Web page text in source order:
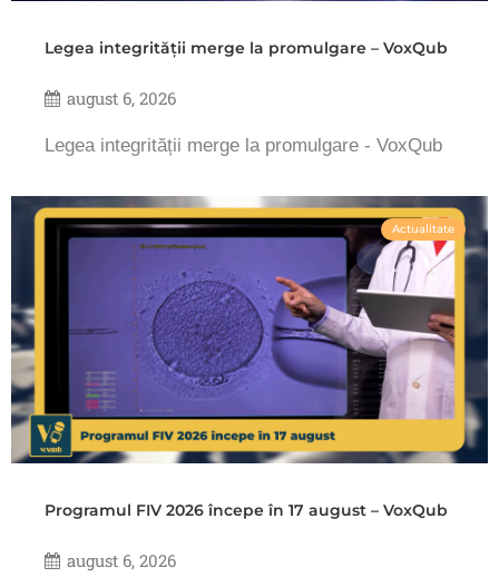
Legea integrității merge la promulgare – VoxQub
august 6, 2026
Legea integrității merge la promulgare - VoxQub
Actualitate
Programul FIV 2026 începe în 17 august – VoxQub
august 6, 2026